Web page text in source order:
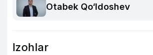
Otabek Qo‘ldoshev
Izohlar